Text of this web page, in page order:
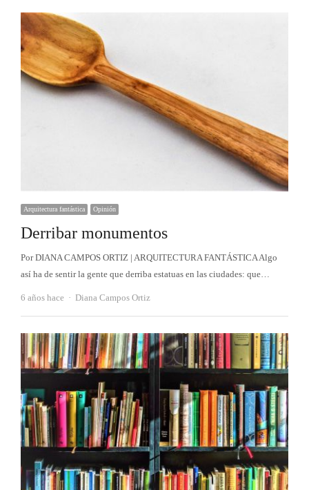
Arquitectura fantástica Opinión
Derribar monumentos
Por DIANA CAMPOS ORTIZ | ARQUITECTURA FANTÁSTICA Algo
así ha de sentir la gente que derriba estatuas en las ciudades: que…
6 años hace Autor
Diana Campos Ortiz